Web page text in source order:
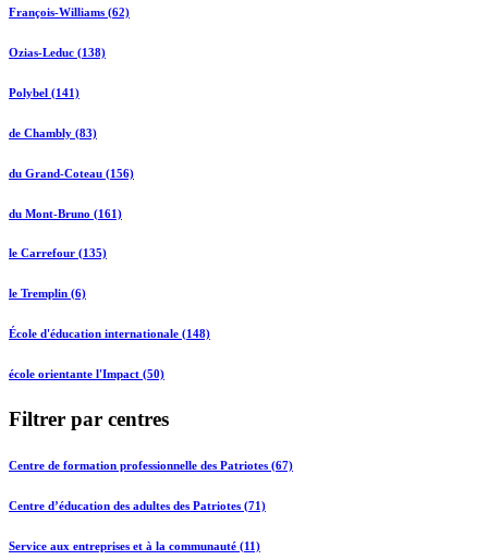
François-Williams (62)
Ozias-Leduc (138)
Polybel (141)
de Chambly (83)
du Grand-Coteau (156)
du Mont-Bruno (161)
le Carrefour (135)
le Tremplin (6)
École d'éducation internationale (148)
école orientante l'Impact (50)
Filtrer par centres
Centre de formation professionnelle des Patriotes (67)
Centre d’éducation des adultes des Patriotes (71)
Service aux entreprises et à la communauté (11)